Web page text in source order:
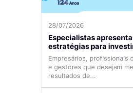
28/07/2026
Especialistas
estratégias para
tráfego pago com mais
Empresários, profissionais
e gestores que desejam
resultados de...